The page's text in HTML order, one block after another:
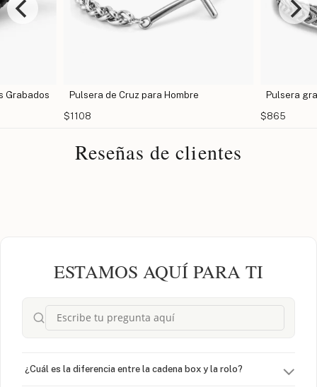
Grabados
Pulsera de Cruz para Hombre
$1108
Pulsera
$865
Reseñas de clientes
ESTAMOS AQUÍ PARA TI
¿Cuál es la diferencia entre la cadena box y la rolo?